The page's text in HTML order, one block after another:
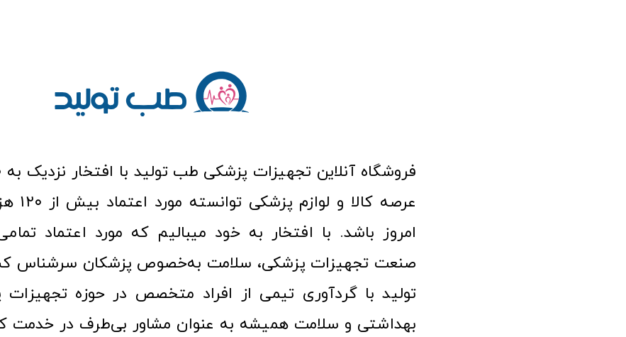
عرصه
امروز باشد. با افتخار به خود میبالیم که مورد اعتماد
صنعت تجهیزات پزشکی، سلامت به‌خصوص پزشکان سرشناس
تولید با گردآوری تیمی از افراد متخصص در حوزه تجهیزات
بهداشتی و سلامت همیشه به عنوان مشاور بی‌طرف در خدمت